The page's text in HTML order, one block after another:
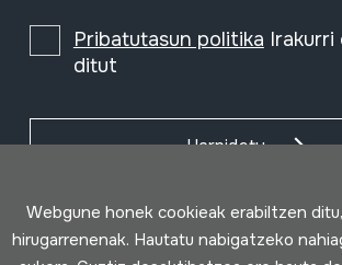
Pribatutasun politika
ditut
Harpidetu
Webgune honek cookieak erabiltzen
hirugarrenenak. Hautatu nabigatzeko